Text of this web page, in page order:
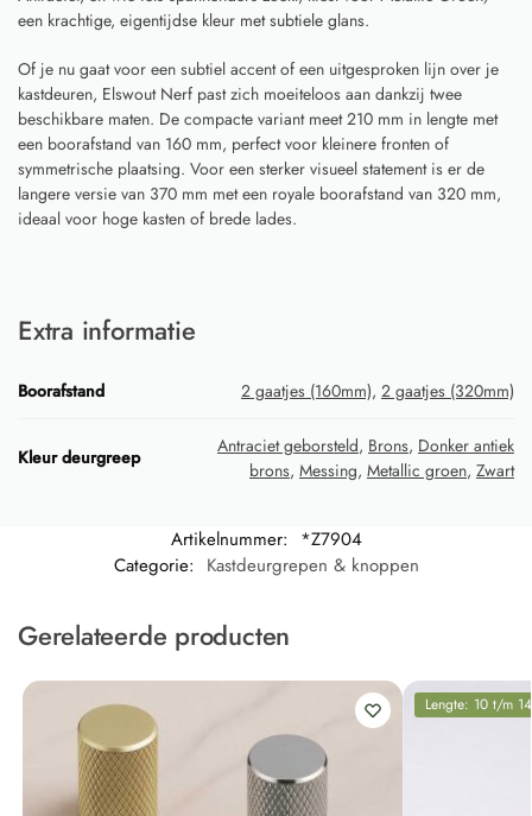
een krachtige, eigentijdse kleur met subtiele glans.
Of je nu gaat voor een subtiel accent of een uitgesproken lijn over je
kastdeuren, Elswout Nerf past zich moeiteloos aan dankzij twee
beschikbare maten. De compacte variant meet 210 mm in lengte met
een boorafstand van 160 mm, perfect voor kleinere fronten of
symmetrische plaatsing. Voor een sterker visueel statement is er de
langere versie van 370 mm met een royale boorafstand van 320 mm,
ideaal voor hoge kasten of brede lades.
Extra informatie
Boorafstand 2 gaatjes (160mm), 2 gaatjes (320mm)
Kleur deurgreep Antraciet geborsteld, Brons, Donker antiek
brons, Messing, Metallic groen, Zwart
Artikelnummer: *Z7904
Categorie: Kastdeurgrepen & knoppen
Gerelateerde producten
Lengte: 10 t/m